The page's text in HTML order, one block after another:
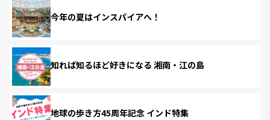
今年の夏はインスパイアへ！
知れば知るほど好きになる 湘南・江の島
地球の歩き方45周年記念 インド特集